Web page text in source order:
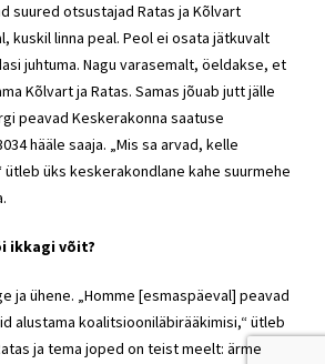
suured otsustajad Ratas ja Kõlvart
kuskil linna peal. Peol ei osata jätkuvalt
juhtuma. Nagu varasemalt, öeldakse, et
Kõlvart ja Ratas. Samas jõuab jutt jälle
peavad Keskerakonna saatuse
hääle saaja. „Mis sa arvad, kelle
ütleb üks keskerakondlane kahe suurmehe
ikkagi võit?
ja ühene. „Homme [esmaspäeval] peavad
alustama koalitsiooniläbirääkimisi,“ ütleb
ja tema joped on teist meelt: ärme